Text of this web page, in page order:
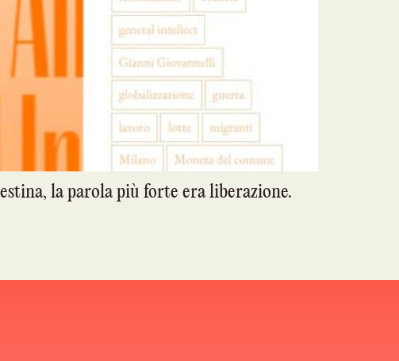
la parola più forte era liberazione.